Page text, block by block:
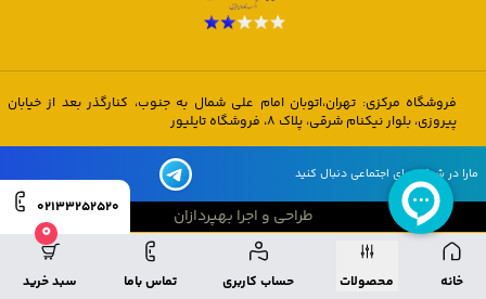
خانه محصولات حساب کاربری تماس باما
0
سبد خرید
02133252520
فروشگاه مرکزی: تهران،اتوبان امام علی شمال به جنوب، کنارگذر بعد از خیابان
پیروزی، بلوار نیکنام شرقی، پلاک 8، فروشگاه تایلیور
مارا در شبکه های اجتماعی دنبال کنید
طراحی و اجرا بهپردازان
طراحی و اجرا بهپردازان